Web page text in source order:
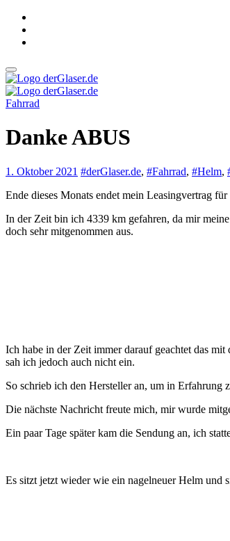
Zum
Inhalt
springen
derGlaser.de
Mein Leben mit Frau, zwei Kindern und Katze
Fahrrad
Danke ABUS
1. Oktober 2021 #derGlaser.de, #Fahrrad, #Helm,
Ende dieses Monats endet mein Leasingvertrag
In der Zeit bin ich 4339 km gefahren, da mir
doch sehr mitgenommen aus.
Ich habe in der Zeit immer darauf geachtet das
sah ich jedoch auch nicht ein.
So schrieb ich den Hersteller an, um in Erfahrung
Die nächste Nachricht freute mich, mir wurde
Ein paar Tage später kam die Sendung an, ich
Es sitzt jetzt wieder wie ein nagelneuer Helm und